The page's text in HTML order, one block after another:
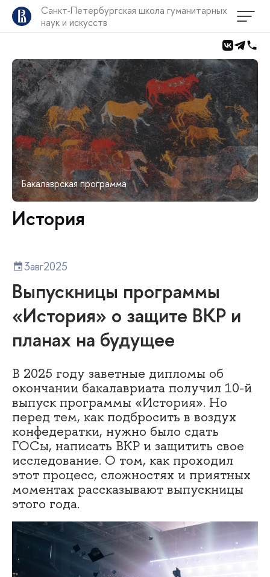
Санкт-Петербургская школа гуманитарных
наук и искусств
Бакалаврская программа
История
3авг2025
Выпускницы программы
«История» о защите ВКР и
планах на будущее
В 2025 году заветные дипломы об
окончании бакалавриата получил 10-й
выпуск программы «История». Но
перед тем, как подбросить в воздух
конфедератки, нужно было сдать
ГОСы, написать ВКР и защитить свое
исследование. О том, как проходил
этот процесс, сложностях и приятных
моментах рассказывают выпускницы
этого года.